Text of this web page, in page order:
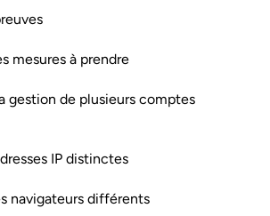
mesures à prendre
gestion de plusieurs comptes
IP distinctes
navigateurs différents